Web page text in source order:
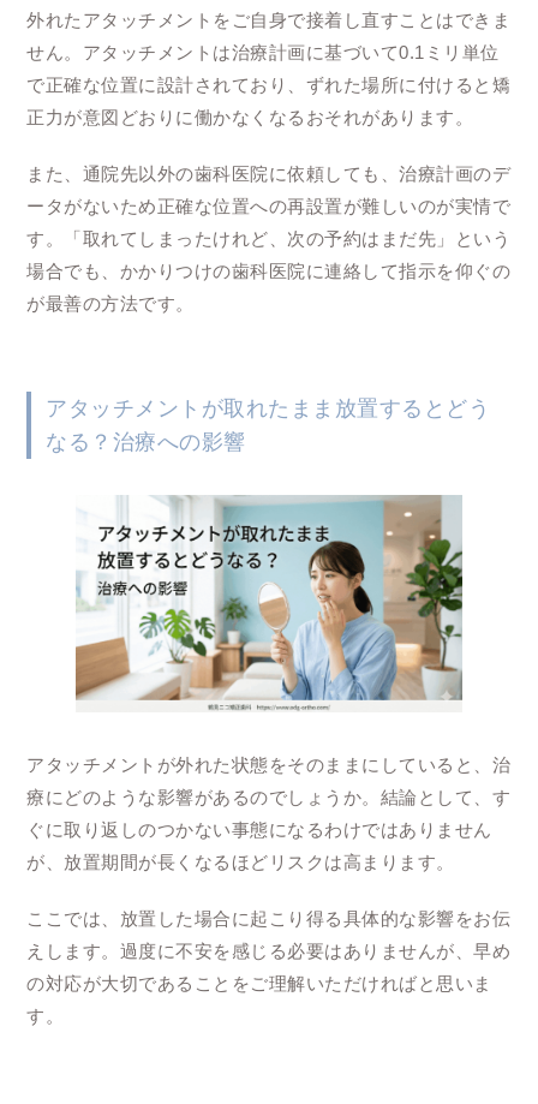
外れたアタッチメントをご自身で接着し直すことはできま
せん。アタッチメントは治療計画に基づいて0.1ミリ単位
で正確な位置に設計されており、ずれた場所に付けると矯
正力が意図どおりに働かなくなるおそれがあります。
また、通院先以外の歯科医院に依頼しても、治療計画のデ
ータがないため正確な位置への再設置が難しいのが実情で
す。「取れてしまったけれど、次の予約はまだ先」という
場合でも、かかりつけの歯科医院に連絡して指示を仰ぐの
が最善の方法です。
アタッチメントが取れたまま放置するとどう
なる？治療への影響
アタッチメントが外れた状態をそのままにしていると、治
療にどのような影響があるのでしょうか。結論として、す
ぐに取り返しのつかない事態になるわけではありません
が、放置期間が長くなるほどリスクは高まります。
ここでは、放置した場合に起こり得る具体的な影響をお伝
えします。過度に不安を感じる必要はありませんが、早め
の対応が大切であることをご理解いただければと思いま
す。